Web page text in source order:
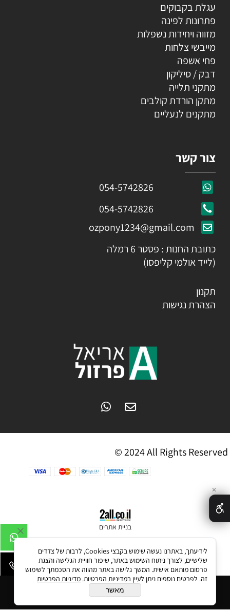
הוסף לסל
עגלת בקבוקים
פתרונות לפינה
מזווה ויחידות נשפלות
מייבשי צלחות
פחי אשפה
דבק / סיליקון
מתקני תלייה
מתקן הורדת קולבים
מתקנים לנעליים
צור קשר
054-5742826
054-5742826
ozpony1234@gmail.com
כתובת החנות : פסטר 6 רמלה
(לייד אולמי קליפסו)
תקנון
הצהרת נגישות
© 2024 All Rights Reserved
בניית אתרים
✕
לידיעתך, באתרנו נעשה שימוש בקבצי Cookies, לרבות של צדדים
שלישיים, לצורך ניתוח השימוש באתר, שיפור חוויית הגלישה והצגת
פרסום מותאם אישית. המשך גלישה באתר מהווה את הסכמתך לשימוש
זה. לפרטים נוספים ניתן לעיין במדיניות הפרטיות. מדיניות הפרטיות
מאשר